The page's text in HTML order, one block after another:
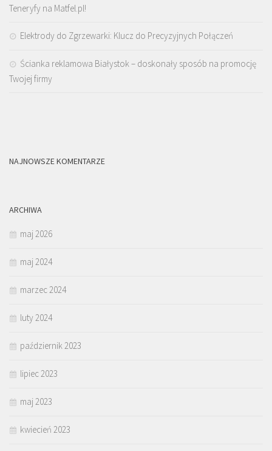
Teneryfy na Matfel.pl!
Elektrody do Zgrzewarki: Klucz do Precyzyjnych Połączeń
Ścianka reklamowa Białystok – doskonały sposób na promocję
Twojej firmy
NAJNOWSZE KOMENTARZE
ARCHIWA
maj 2026
maj 2024
marzec 2024
luty 2024
październik 2023
lipiec 2023
maj 2023
kwiecień 2023